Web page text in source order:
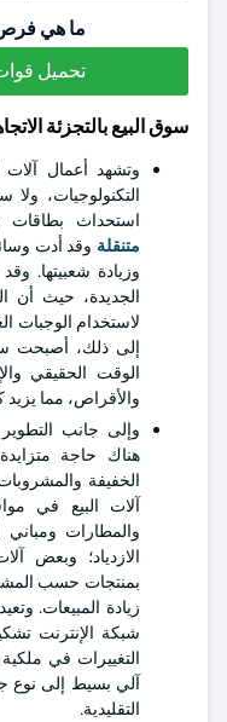
ما هي فرص
تحميل
سوق البيع بالتجزئة
وتشهد أعمال آلات
التكنولوجيات،
استحداث بطاقات
متنقلة وقد أدت
وزيادة شعبيتها.
الجديدة، حيث أن
لاستخدام الوجبات
إلى ذلك، أصبحت
الوقت الحقيقي
والأقراص، مما يزيد
وإلى جانب
هناك حاجة
الخفيفة
آلات البيع في
والمطارات
الازدياد؛ وبعض
بمنتجات حسب
زيادة المبيعات.
شبكة الإنترنت
التغييرات في
آلي بسيط إلى نوع
التقليدية.